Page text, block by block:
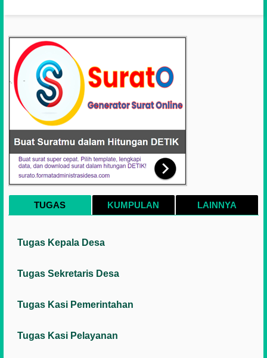
TUGAS KUMPULAN LAINNYA
Tugas Kepala Desa
Tugas Sekretaris Desa
Tugas Kasi Pemerintahan
Tugas Kasi Pelayanan